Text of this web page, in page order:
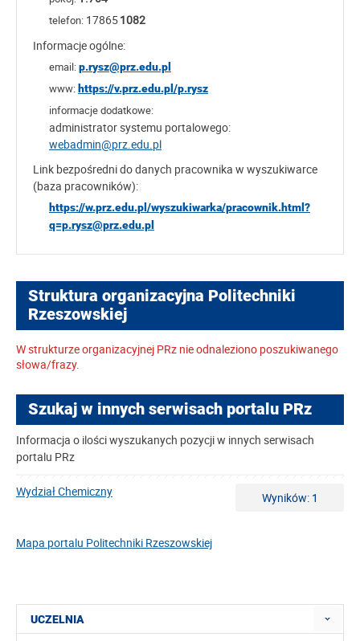
telefon: 178651082
Informacje ogólne:
email:p.rysz@prz.edu.pl
www: https://v.prz.edu.pl/p.rysz
informacje dodatkowe:
administrator systemu portalowego:
webadmin@prz.edu.pl
Link bezpośredni do danych pracownika w wyszukiwarce
(baza pracowników):
https://w.prz.edu.pl/wyszukiwarka/pracownik.html?
q=p.rysz@prz.edu.pl
Struktura organizacyjna Politechniki
Rzeszowskiej
W strukturze organizacyjnej PRz nie odnaleziono poszukiwanego
słowa/frazy.
Szukaj w innych serwisach portalu PRz
Informacja o ilości wyszukanych pozycji w innych serwisach
portalu PRz
Wydział Chemiczny Wyników: 1
Mapa portalu Politechniki Rzeszowskiej
UCZELNIA